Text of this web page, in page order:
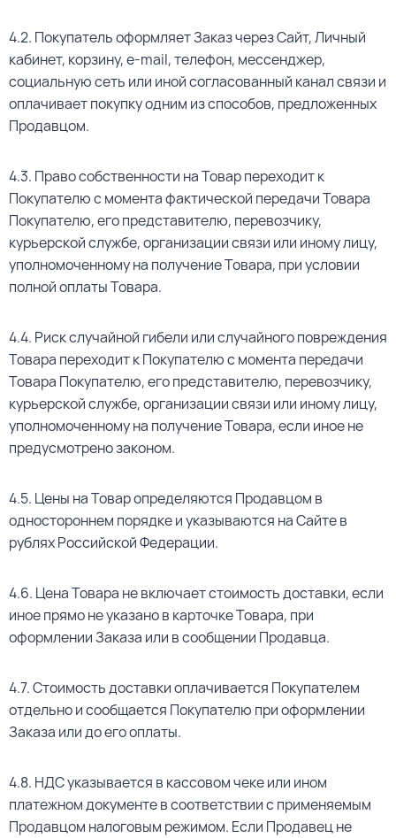
4.2. Покупатель оформляет Заказ через Сайт, Личный
кабинет, корзину, e-mail, телефон, мессенджер,
социальную сеть или иной согласованный канал связи и
оплачивает покупку одним из способов, предложенных
Продавцом.
4.3. Право собственности на Товар переходит к
Покупателю с момента фактической передачи Товара
Покупателю, его представителю, перевозчику,
курьерской службе, организации связи или иному лицу,
уполномоченному на получение Товара, при условии
полной оплаты Товара.
4.4. Риск случайной гибели или случайного повреждения
Товара переходит к Покупателю с момента передачи
Товара Покупателю, его представителю, перевозчику,
курьерской службе, организации связи или иному лицу,
уполномоченному на получение Товара, если иное не
предусмотрено законом.
4.5. Цены на Товар определяются Продавцом в
одностороннем порядке и указываются на Сайте в
рублях Российской Федерации.
4.6. Цена Товара не включает стоимость доставки, если
иное прямо не указано в карточке Товара, при
оформлении Заказа или в сообщении Продавца.
4.7. Стоимость доставки оплачивается Покупателем
отдельно и сообщается Покупателю при оформлении
Заказа или до его оплаты.
4.8. НДС указывается в кассовом чеке или ином
платежном документе в соответствии с применяемым
Продавцом налоговым режимом. Если Продавец не